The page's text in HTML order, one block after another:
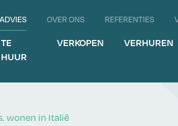
ADVIES OVER ONS REFERENTIES
TE
HUUR
VERKOPEN VERHUREN
wonen in Italië